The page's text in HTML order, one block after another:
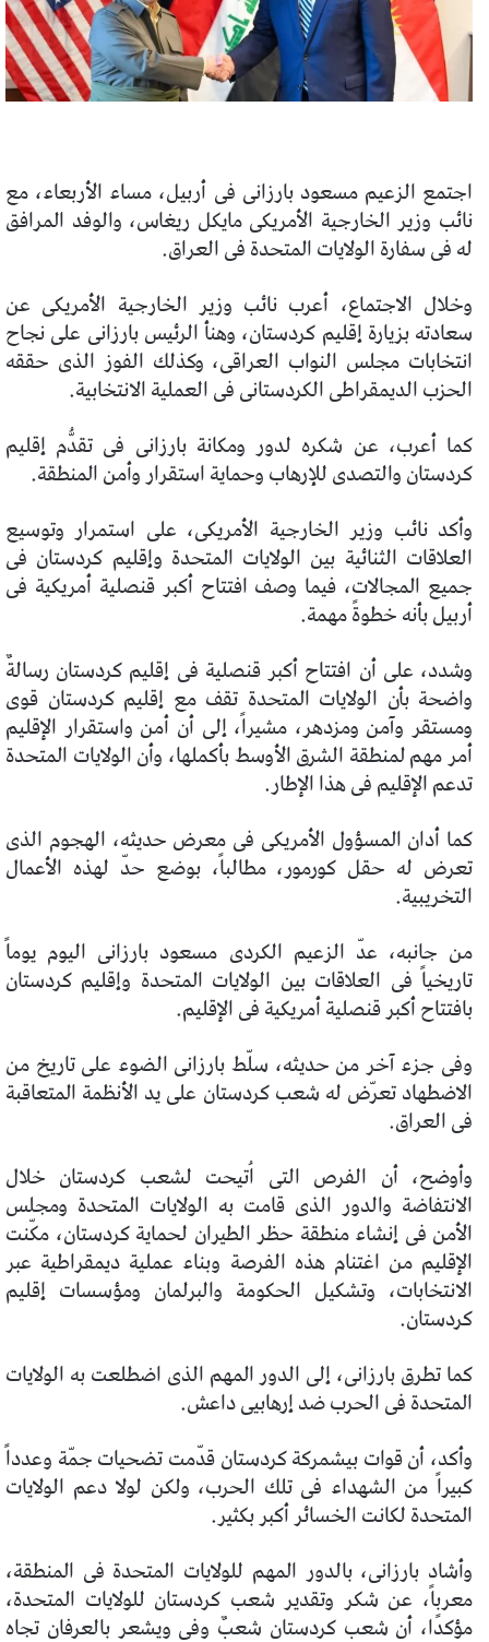
اجتمع الزعيم مسعود بارزانى فى أربيل، مساء الأربعاء، مع
نائب وزير الخارجية الأمريكى مايكل ريغاس، والوفد المرافق
له فى سفارة الولايات المتحدة فى العراق.
وخلال الاجتماع، أعرب نائب وزير الخارجية الأمريكى عن
سعادته بزيارة إقليم كردستان، وهنأ الرئيس بارزانى على نجاح
انتخابات مجلس النواب العراقى، وكذلك الفوز الذى حققه
الحزب الديمقراطى الكردستانى فى العملية الانتخابية.
كما أعرب، عن شكره لدور ومكانة بارزانى فى تقدُّم إقليم
كردستان والتصدى للإرهاب وحماية استقرار وأمن المنطقة.
وأكد نائب وزير الخارجية الأمريكى، على استمرار وتوسيع
العلاقات الثنائية بين الولايات المتحدة وإقليم كردستان فى
جميع المجالات، فيما وصف افتتاح أكبر قنصلية أمريكية فى
أربيل بأنه خطوةً مهمة.
وشدد، على أن افتتاح أكبر قنصلية فى إقليم كردستان رسالةٌ
واضحة بأن الولايات المتحدة تقف مع إقليم كردستان قوى
ومستقر وآمن ومزدهر، مشيراً، إلى أن أمن واستقرار الإقليم
أمر مهم لمنطقة الشرق الأوسط بأكملها، وأن الولايات المتحدة
تدعم الإقليم فى هذا الإطار.
كما أدان المسؤول الأمريكى فى معرض حديثه، الهجوم الذى
تعرض له حقل كورمور، مطالباً، بوضع حدّ لهذه الأعمال
التخريبية.
من جانبه، عدّ الزعيم الكردى مسعود بارزانى اليوم يوماً
تاريخياً فى العلاقات بين الولايات المتحدة وإقليم كردستان
بافتتاح أكبر قنصلية أمريكية فى الإقليم.
وفى جزء آخر من حديثه، سلّط بارزانى الضوء على تاريخ من
الاضطهاد تعرّض له شعب كردستان على يد الأنظمة المتعاقبة
فى العراق.
وأوضح، أن الفرص التى اُتيحت لشعب كردستان خلال
الانتفاضة والدور الذى قامت به الولايات المتحدة ومجلس
الأمن فى إنشاء منطقة حظر الطيران لحماية كردستان، مكّنت
الإقليم من اغتنام هذه الفرصة وبناء عملية ديمقراطية عبر
الانتخابات، وتشكيل الحكومة والبرلمان ومؤسسات إقليم
كردستان.
كما تطرق بارزانى، إلى الدور المهم الذى اضطلعت به الولايات
المتحدة فى الحرب ضد إرهابيى داعش.
وأكد، أن قوات بيشمركة كردستان قدّمت تضحيات جمّة وعدداً
كبيراً من الشهداء فى تلك الحرب، ولكن لولا دعم الولايات
المتحدة لكانت الخسائر أكبر بكثير.
وأشاد بارزانى، بالدور المهم للولايات المتحدة فى المنطقة،
معرباً، عن شكر وتقدير شعب كردستان للولايات المتحدة،
مؤكدًا، أن شعب كردستان شعبٌ وفى ويشعر بالعرفان تجاه